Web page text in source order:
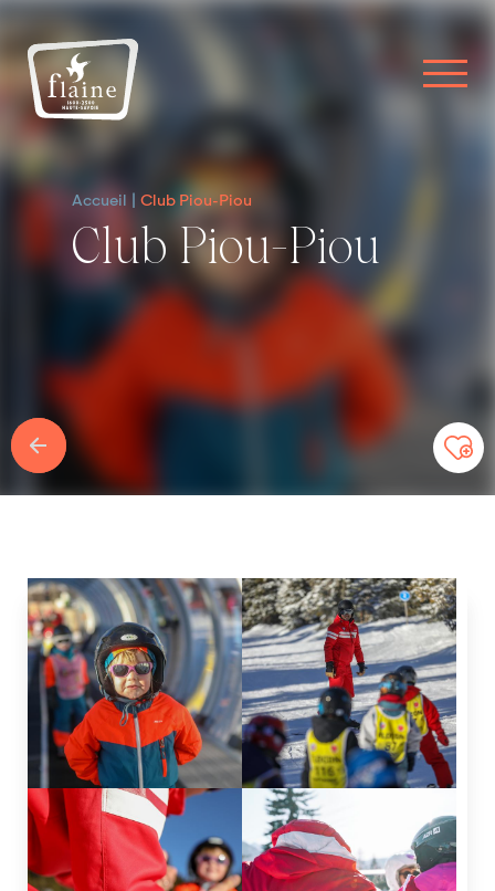
Accueil Club Piou-Piou
Club Piou-Piou